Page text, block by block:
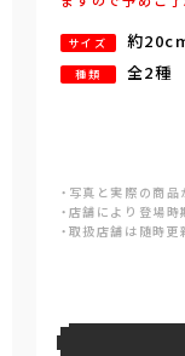
サイズ 約
種類 全2種
・写真と実際の商
・店舗により登場
・取扱店舗は随時更